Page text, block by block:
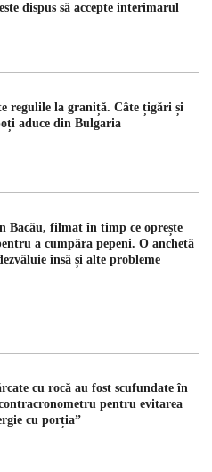
dispus să accepte interimarul
regulile la graniță. Câte țigări și
aduce din Bulgaria
Bacău, filmat în timp ce oprește
a cumpăra pepeni. O anchetă
însă și alte probleme
cu rocă au fost scufundate în
pentru evitarea
cu porția”